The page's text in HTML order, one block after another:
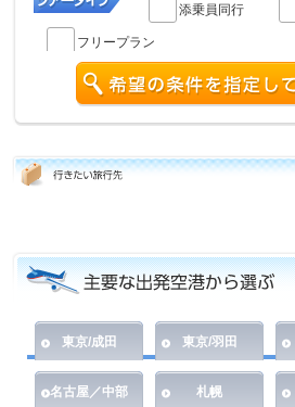
添乗員同行
フリープラン
東京/成田 東京/羽田
名古屋／中部 札幌